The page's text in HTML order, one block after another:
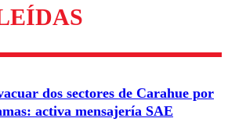
Enviar comentario
dos sectores de Carahue por
activa mensajería SAE